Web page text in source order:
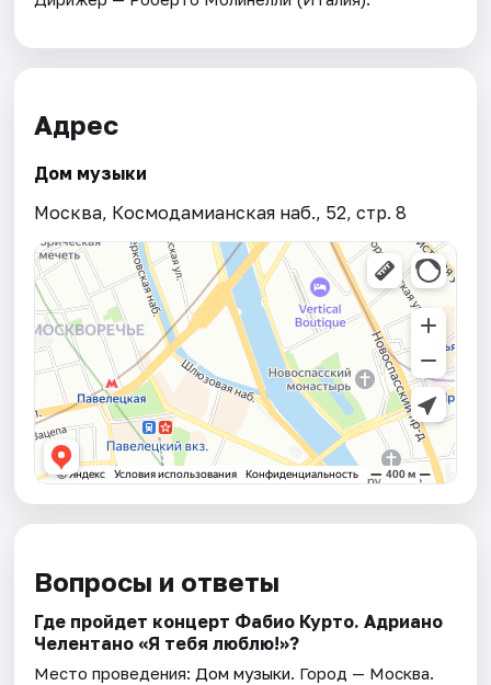
Адрес
Дом музыки
Москва, Космодамианская наб., 52, стр. 8
Вопросы и ответы
Где пройдет концерт Фабио Курто. Адриано
Челентано «Я тебя люблю!»?
Место проведения: Дом музыки. Город — Москва.